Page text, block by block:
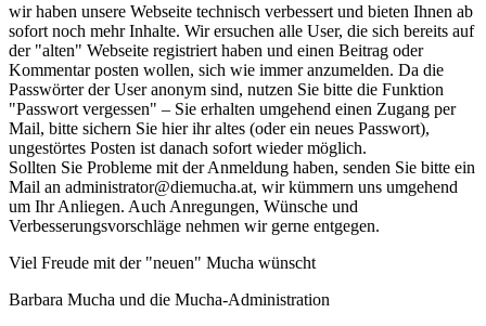
wir haben unsere Webseite technisch verbessert und bieten Ihnen ab
sofort noch mehr Inhalte. Wir ersuchen alle User, die sich bereits auf
der "alten" Webseite registriert haben und einen Beitrag oder
Kommentar posten wollen, sich wie immer anzumelden. Da die
Passwörter der User anonym sind, nutzen Sie bitte die Funktion
"Passwort vergessen" – Sie erhalten umgehend einen Zugang per
Mail, bitte sichern Sie hier ihr altes (oder ein neues Passwort),
ungestörtes Posten ist danach sofort wieder möglich.
Sollten Sie Probleme mit der Anmeldung haben, senden Sie bitte ein
Mail an administrator@diemucha.at, wir kümmern uns umgehend
um Ihr Anliegen. Auch Anregungen, Wünsche und
Verbesserungsvorschläge nehmen wir gerne entgegen.
Viel Freude mit der "neuen" Mucha wünscht
Barbara Mucha und die Mucha-Administration